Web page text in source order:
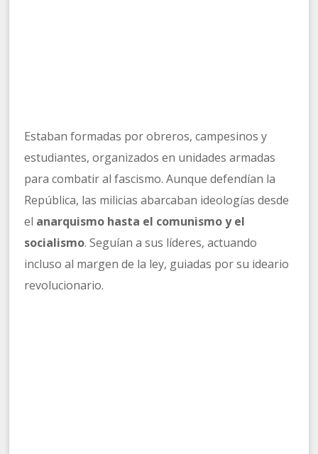
Estaban formadas por obreros, campesinos y
estudiantes, organizados en unidades armadas
para combatir al fascismo. Aunque defendían la
República, las milicias abarcaban ideologías desde
el anarquismo hasta el comunismo y el
socialismo. Seguían a sus líderes, actuando
incluso al margen de la ley, guiadas por su ideario
revolucionario.